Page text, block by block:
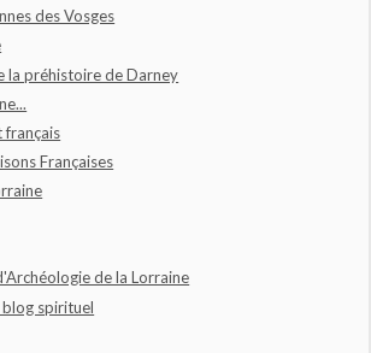
des Vosges
la préhistoire de Darney
français
Françaises
de la Lorraine
blog spirituel